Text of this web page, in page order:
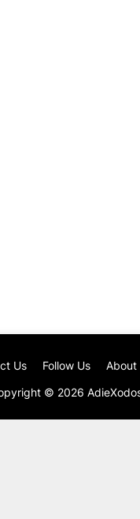
© 2026
Us Follow Us About